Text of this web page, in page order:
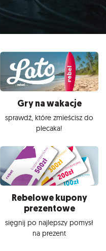
Gry na wakacje
sprawdź, które zmieścisz do
plecaka!
Rebelowe kupony
prezentowe
sięgnij po najlepszy pomysł
na prezent